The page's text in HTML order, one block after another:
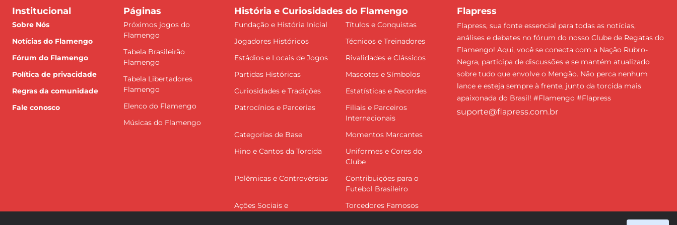
Institucional
Sobre Nós
Notícias do Flamengo
Fórum do Flamengo
Política de privacidade
Regras da comunidade
Fale conosco
Páginas
Próximos jogos do
Flamengo
Tabela Brasileirão
Flamengo
Tabela Libertadores
Flamengo
Elenco do Flamengo
Músicas do Flamengo
História e Curiosidades do Flamengo
Fundação e História Inicial
Títulos e Conquistas
Jogadores Históricos
Técnicos e Treinadores
Estádios e Locais de Jogos
Rivalidades e Clássicos
Partidas Históricas
Mascotes e Símbolos
Curiosidades e Tradições
Estatísticas e Recordes
Patrocínios e Parcerias
Filiais e Parceiros
Internacionais
Categorias de Base
Momentos Marcantes
Hino e Cantos da Torcida
Uniformes e Cores do
Clube
Polêmicas e Controvérsias
Contribuições para o
Futebol Brasileiro
Ações Sociais e
Torcedores Famosos
Flapress
Flapress, sua fonte essencial para todas as notícias,
análises e debates no fórum do nosso Clube de Regatas do
Flamengo! Aqui, você se conecta com a Nação Rubro-
Negra, participa de discussões e se mantém atualizado
sobre tudo que envolve o Mengão. Não perca nenhum
lance e esteja sempre à frente, junto da torcida mais
apaixonada do Brasil! #Flamengo #Flapress
suporte@flapress.com.br